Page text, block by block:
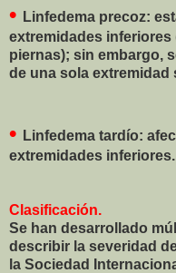
• Linfedema precoz:
extremidades
piernas); sin embargo,
de una sola extremidad
• Linfedema tardío:
extremidades inferiores.
Clasificación.
Se han desarrollado
describir la severidad
la Sociedad